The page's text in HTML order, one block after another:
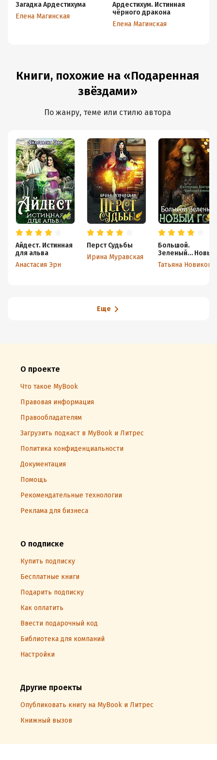
Загадка Ардестихума
Елена Магинская
Ардестихум. Истинная
чёрного дракона
Елена Магинская
Книги, похожие на «Подаренная
звёздами»
По жанру, теме или стилю автора
Айдест. Истинная
для альва
Анастасия Эрн
Перст Судьбы
Ирина Муравская
Большой.
Зеленый… Новый
год
Татьяна Новикова
Еще
О проекте
Что такое MyBook
Правовая информация
Правообладателям
Загрузить подкаст в MyBook и Литрес
Политика конфиденциальности
Документация
Помощь
Рекомендательные технологии
Реклама для бизнеса
О подписке
Купить подписку
Бесплатные книги
Подарить подписку
Как оплатить
Ввести подарочный код
Библиотека для компаний
Настройки
Другие проекты
Опубликовать книгу на MyBook и Литрес
Книжный вызов